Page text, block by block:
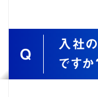
RECRUIT
採用情報
Q
入社
ですか